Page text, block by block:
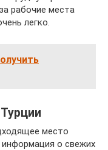
рабочие места
легко.
место
о свежих